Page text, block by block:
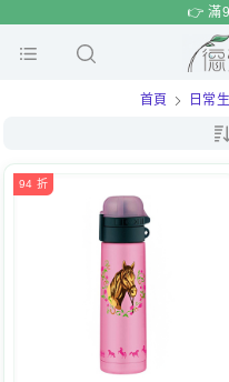
時 👉 滿
首頁 日常
94 折